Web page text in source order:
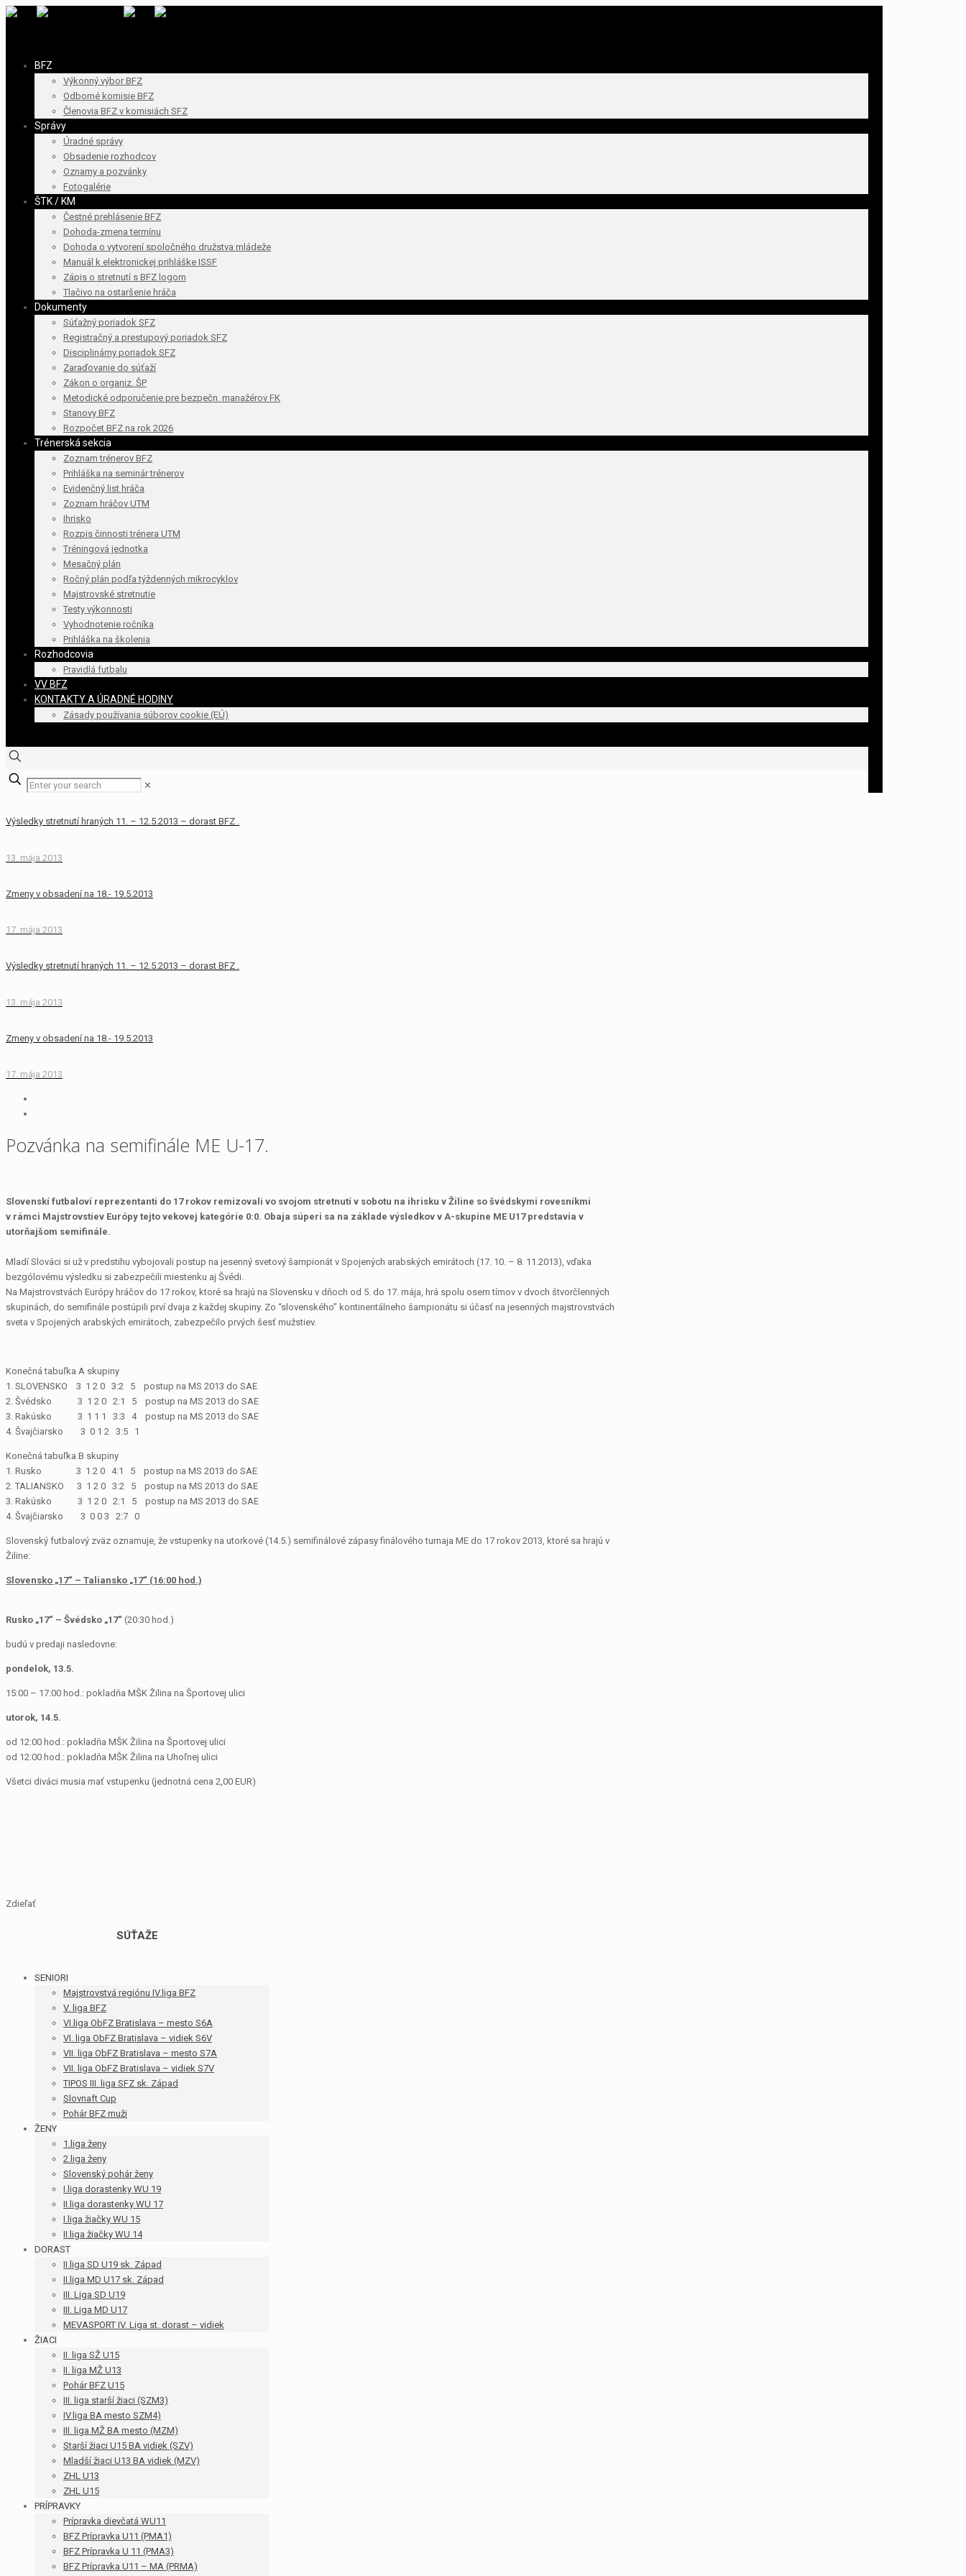
BFZ
Výkonný výbor BFZ
Odborné komisie BFZ
Členovia BFZ v komisiách SFZ
Správy
Úradné správy
Obsadenie rozhodcov
Oznamy a pozvánky
Fotogalérie
ŠTK / KM
Čestné prehlásenie BFZ
Dohoda-zmena termínu
Dohoda o vytvorení spoločného družstva mládeže
Manuál k elektronickej prihláške ISSF
Zápis o stretnutí s BFZ logom
Tlačivo na ostaršenie hráča
Dokumenty
Súťažný poriadok SFZ
Registračný a prestupový poriadok SFZ
Disciplinárny poriadok SFZ
Zaraďovanie do súťaží
Zákon o organiz. ŠP
Metodické odporučenie pre bezpečn. manažérov FK
Stanovy BFZ
Rozpočet BFZ na rok 2026
Trénerská sekcia
Zoznam trénerov BFZ
Prihláška na seminár trénerov
Evidenčný list hráča
Zoznam hráčov UTM
Ihrisko
Rozpis činnosti trénera UTM
Tréningová jednotka
Mesačný plán
Ročný plán podľa týždenných mikrocyklov
Majstrovské stretnutie
Testy výkonnosti
Vyhodnotenie ročníka
Prihláška na školenia
Rozhodcovia
Pravidlá futbalu
VV BFZ
KONTAKTY A ÚRADNÉ HODINY
Zásady používania súborov cookie (EÚ)
✕
Výsledky stretnutí hraných 11. – 12.5.2013 – dorast BFZ .
13. mája 2013
Zmeny v obsadení na 18.- 19.5.2013
17. mája 2013
Výsledky stretnutí hraných 11. – 12.5.2013 – dorast BFZ .
13. mája 2013
Zmeny v obsadení na 18.- 19.5.2013
17. mája 2013
Pozvánka na semifinále ME U-17.
Slovenskí futbaloví reprezentanti do 17 rokov remizovali vo svojom stretnutí v sobotu na ihrisku v Žiline so švédskymi rovesníkmi
v rámci Majstrovstiev Európy tejto vekovej kategórie 0:0. Obaja súperi sa na základe výsledkov v A-skupine ME U17 predstavia v
utorňajšom semifinále.
Mladí Slováci si už v predstihu vybojovali postup na jesenný svetový šampionát v Spojených arabských emirátoch (17. 10. – 8. 11.2013), vďaka
bezgólovému výsledku si zabezpečili miestenku aj Švédi.
Na Majstrovstvách Európy hráčov do 17 rokov, ktoré sa hrajú na Slovensku v dňoch od 5. do 17. mája, hrá spolu osem tímov v dvoch štvorčlenných
skupinách, do semifinále postúpili prví dvaja z každej skupiny. Zo “slovenského” kontinentálneho šampionátu si účasť na jesenných majstrovstvách
sveta v Spojených arabských emirátoch, zabezpečilo prvých šesť mužstiev.
Konečná tabuľka A skupiny
1. SLOVENSKO 3 1 2 0 3:2 5 postup na MS 2013 do SAE
2. Švédsko 3 1 2 0 2:1 5 postup na MS 2013 do SAE
3. Rakúsko 3 1 1 1 3:3 4 postup na MS 2013 do SAE
4. Švajčiarsko 3 0 1 2 3:5 1
Konečná tabuľka B skupiny
1. Rusko 3 1 2 0 4:1 5 postup na MS 2013 do SAE
2. TALIANSKO 3 1 2 0 3:2 5 postup na MS 2013 do SAE
3. Rakúsko 3 1 2 0 2:1 5 postup na MS 2013 do SAE
4. Švajčiarsko 3 0 0 3 2:7 0
Slovenský futbalový zväz oznamuje, že vstupenky na utorkové (14.5.) semifinálové zápasy finálového turnaja ME do 17 rokov 2013, ktoré sa hrajú v
Žiline:
Slovensko „17“ – Taliansko „17“ (16:00 hod.)
Rusko „17“ – Švédsko „17“ (20:30 hod.)
budú v predaji nasledovne:
pondelok, 13.5.
15:00 – 17:00 hod.: pokladňa MŠK Žilina na Športovej ulici
utorok, 14.5.
od 12:00 hod.: pokladňa MŠK Žilina na Športovej ulici
od 12:00 hod.: pokladňa MŠK Žilina na Uhoľnej ulici
Všetci diváci musia mať vstupenku (jednotná cena 2,00 EUR)
Zdieľať
SÚŤAŽE
SENIORI
Majstrovstvá regiónu IV.liga BFZ
V. liga BFZ
VI.liga ObFZ Bratislava – mesto S6A
VI. liga ObFZ Bratislava – vidiek S6V
VII. liga ObFZ Bratislava – mesto S7A
VII. liga ObFZ Bratislava – vidiek S7V
TIPOS III. liga SFZ sk. Západ
Slovnaft Cup
Pohár BFZ muži
ŽENY
1.liga ženy
2.liga ženy
Slovenský pohár ženy
I.liga dorastenky WU 19
II.liga dorastenky WU 17
I.liga žiačky WU 15
II.liga žiačky WU 14
DORAST
II.liga SD U19 sk. Západ
II.liga MD U17 sk. Západ
III. Liga SD U19
III. Liga MD U17
MEVASPORT IV. Liga st. dorast – vidiek
ŽIACI
II. liga SŽ U15
II. liga MŽ U13
Pohár BFZ U15
III. liga starší žiaci (SZM3)
IV.liga BA mesto SZM4)
III. liga MŽ BA mesto (MZM)
Starší žiaci U15 BA vidiek (SZV)
Mladší žiaci U13 BA vidiek (MZV)
ZHL U13
ZHL U15
PRÍPRAVKY
Prípravka dievčatá WU11
BFZ Prípravka U11 (PMA1)
BFZ Prípravka U 11 (PMA3)
BFZ Prípravka U11 – MA (PRMA)